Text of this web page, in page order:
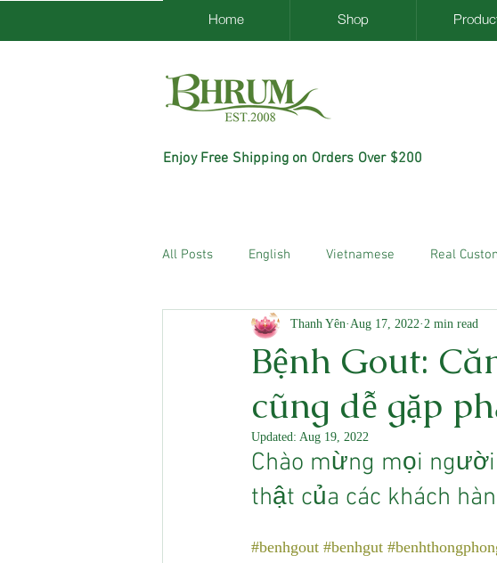
Home Shop
Enjoy Free Shipping on Orders Over $200
All Posts English Vietnamese Real
Bệnh Gout:
cũng dễ gặp
Thanh Yên Aug 17, 2022 2 min read
Updated: Aug 19, 2022
Chào mừng mọi
thật của các khách
#benhgout #benhgut